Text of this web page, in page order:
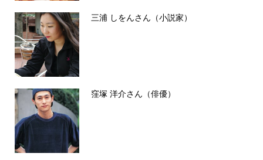
三浦 しをんさん（小説家）
窪塚 洋介さん（俳優）